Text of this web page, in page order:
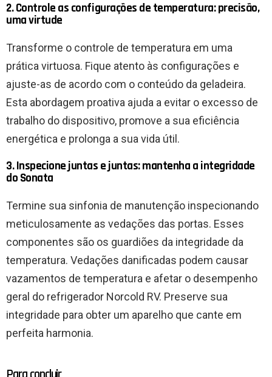
2. Controle as configurações de temperatura: precisão,
uma virtude
Transforme o controle de temperatura em uma
prática virtuosa. Fique atento às configurações e
ajuste-as de acordo com o conteúdo da geladeira.
Esta abordagem proativa ajuda a evitar o excesso de
trabalho do dispositivo, promove a sua eficiência
energética e prolonga a sua vida útil.
3. Inspecione juntas e juntas: mantenha a integridade
do Sonata
Termine sua sinfonia de manutenção inspecionando
meticulosamente as vedações das portas. Esses
componentes são os guardiões da integridade da
temperatura. Vedações danificadas podem causar
vazamentos de temperatura e afetar o desempenho
geral do refrigerador Norcold RV. Preserve sua
integridade para obter um aparelho que cante em
perfeita harmonia.